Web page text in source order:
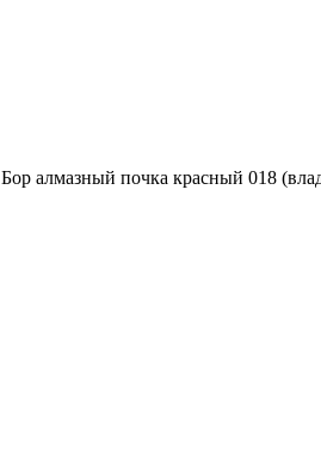
Бор алмазный почка красный 018